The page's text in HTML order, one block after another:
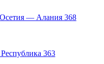
Осетия — Алания 368
363